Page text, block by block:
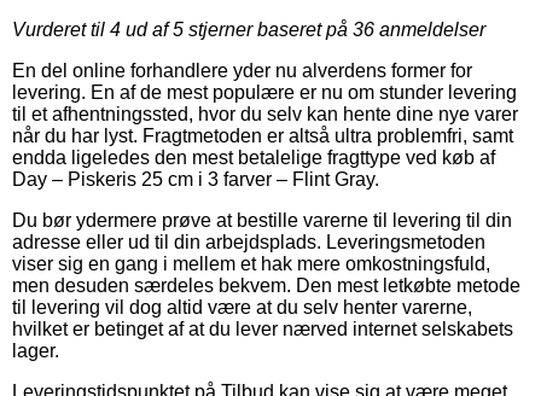
Vurderet til 4 ud af 5 stjerner baseret på 36 anmeldelser
En del online forhandlere yder nu alverdens former for
levering. En af de mest populære er nu om stunder levering
til et afhentningssted, hvor du selv kan hente dine nye varer
når du har lyst. Fragtmetoden er altså ultra problemfri, samt
endda ligeledes den mest betalelige fragttype ved køb af
Day – Piskeris 25 cm i 3 farver – Flint Gray.
Du bør ydermere prøve at bestille varerne til levering til din
adresse eller ud til din arbejdsplads. Leveringsmetoden
viser sig en gang i mellem et hak mere omkostningsfuld,
men desuden særdeles bekvem. Den mest letkøbte metode
til levering vil dog altid være at du selv henter varerne,
hvilket er betinget af at du lever nærved internet selskabets
lager.
Leveringstidspunktet på Tilbud kan vise sig at være meget